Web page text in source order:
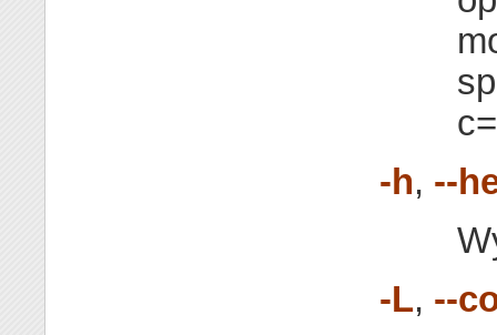
-h, --
-L, --